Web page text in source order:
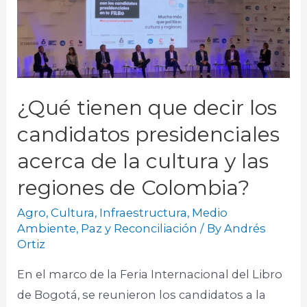
¿Qué tienen que decir los
candidatos presidenciales
acerca de la cultura y las
regiones de Colombia?
Agro,Cultura, Infraestructura, Medio
Ambiente, Paz y Reconciliación / ByAndrés
Ortiz
En el marco de la Feria Internacional del Libro
de Bogotá, se reunieron los candidatos a la